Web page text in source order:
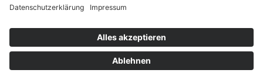
Adolf-Kolping-Straße 1 80336 München
57 99
info@kolpingmuenchen.de
Allgemein
Kontakt Impressum Datenschutz
nach DSGVO
Kolpingwerk Kolpingjugend